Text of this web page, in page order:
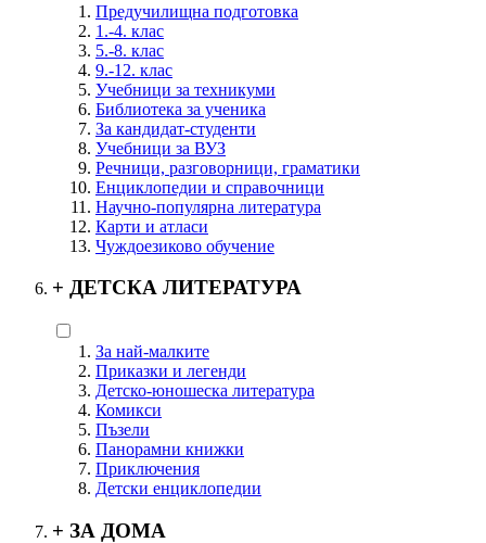
Предучилищна подготовка
1.-4. клас
5.-8. клас
9.-12. клас
Учебници за техникуми
Библиотека за ученика
За кандидат-студенти
Учебници за ВУЗ
Речници, разговорници, граматики
Енциклопедии и справочници
Научно-популярна литература
Карти и атласи
Чуждоезиково обучение
+ ДЕТСКА ЛИТЕРАТУРА
За най-малките
Приказки и легенди
Детско-юношеска литература
Комикси
Пъзели
Панорамни книжки
Приключения
Детски енциклопедии
+ ЗА ДОМА